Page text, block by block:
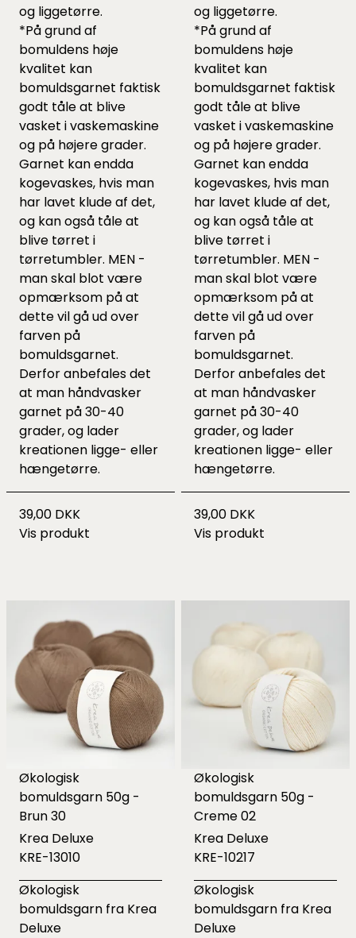
og liggetørre.
*På grund af
bomuldens høje
kvalitet kan
bomuldsgarnet faktisk
godt tåle at blive
vasket i vaskemaskine
og på højere grader.
Garnet kan endda
kogevaskes, hvis man
har lavet klude af det,
og kan også tåle at
blive tørret i
tørretumbler. MEN -
man skal blot være
opmærksom på at
dette vil gå ud over
farven på
bomuldsgarnet.
Derfor anbefales det
at man håndvasker
garnet på 30-40
grader, og lader
kreationen ligge- eller
hængetørre.
39,00 DKK
Vis produkt
og liggetørre.
*På grund af
bomuldens høje
kvalitet kan
bomuldsgarnet faktisk
godt tåle at blive
vasket i vaskemaskine
og på højere grader.
Garnet kan endda
kogevaskes, hvis man
har lavet klude af det,
og kan også tåle at
blive tørret i
tørretumbler. MEN -
man skal blot være
opmærksom på at
dette vil gå ud over
farven på
bomuldsgarnet.
Derfor anbefales det
at man håndvasker
garnet på 30-40
grader, og lader
kreationen ligge- eller
hængetørre.
39,00 DKK
Vis produkt
Økologisk
bomuldsgarn 50g -
Brun 30
Krea Deluxe
KRE-13010
Økologisk
bomuldsgarn fra Krea
Deluxe
Økologisk
bomuldsgarn 50g -
Creme 02
Krea Deluxe
KRE-10217
Økologisk
bomuldsgarn fra Krea
Deluxe